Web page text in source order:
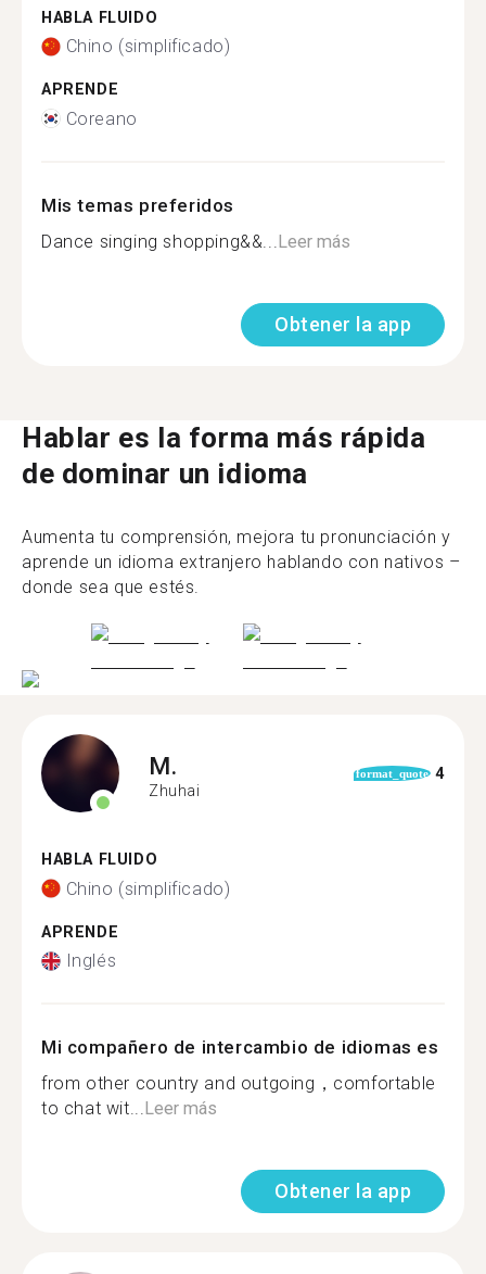
HABLA FLUIDO
Chino (simplificado)
APRENDE
Coreano
Mis temas preferidos
Dance singing shopping&&... Leer más
Obtener la app
Hablar es la forma más rápida
de dominar un idioma
Aumenta tu comprensión, mejora tu pronunciación y
aprende un idioma extranjero hablando con nativos –
donde sea que estés.
M.
Zhuhai
format_quote 4
HABLA FLUIDO
Chino (simplificado)
APRENDE
Inglés
Mi compañero de intercambio de idiomas es
from other country and outgoing，comfortable
to chat wit...Leer más
Obtener la app